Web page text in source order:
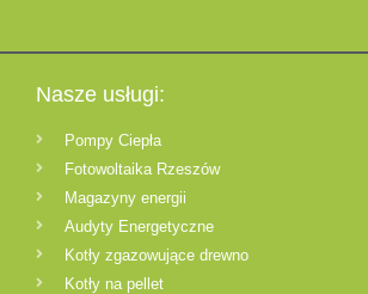
Nasze usługi:
Pompy Ciepła
Fotowoltaika Rzeszów
Magazyny energii
Audyty Energetyczne
Kotły zgazowujące drewno
Kotły na pellet